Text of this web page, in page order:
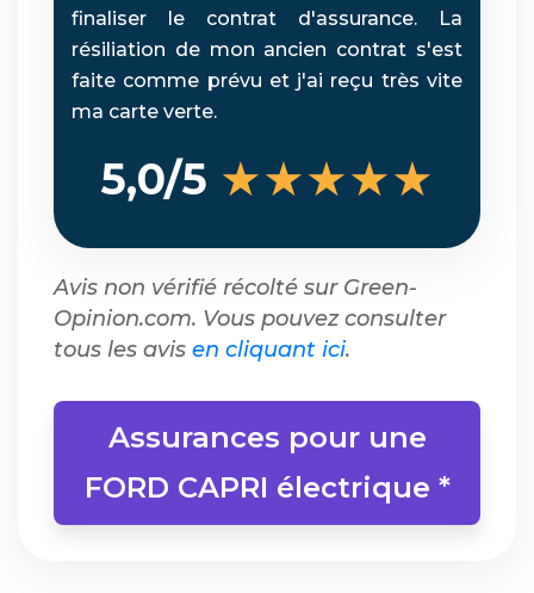
finaliser le contrat d'assurance. La
résiliation de mon ancien contrat s'est
faite comme prévu et j'ai reçu très vite
ma carte verte.
5,0/5 ★★★★★
Avis non vérifié récolté sur Green-
Opinion.com. Vous pouvez consulter
tous les avis en cliquant ici.
Assurances pour une
FORD CAPRI électrique *